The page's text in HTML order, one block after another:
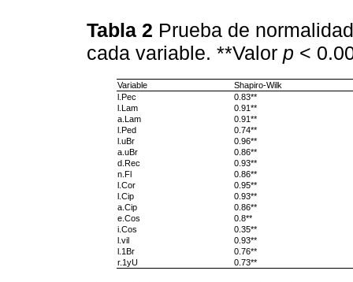
Tabla 2 Prueba de
cada variable. **Valor p <
Variable
Shapiro-Wilk
l.Pec
0.83**
l.Lam
0.91**
a.Lam
0.91**
l.Ped
0.74**
l.uBr
0.96**
a.uBr
0.86**
d.Rec
0.93**
n.Fl
0.86**
l.Cor
0.95**
l.Cip
0.93**
a.Cip
0.86**
e.Cos
0.8**
i.Cos
0.35**
l.vil
0.93**
l.1Br
0.76**
r.1yU
0.73**